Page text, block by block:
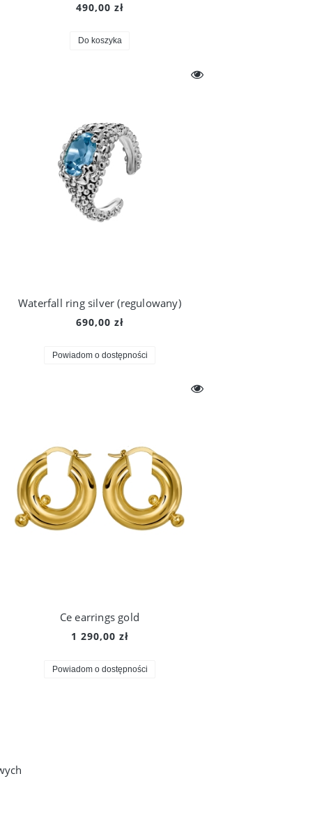
490,00 zł
Do koszyka
Waterfall ring silver (regulowany)
690,00 zł
Powiadom o dostępności
Ce earrings gold
1 290,00 zł
Powiadom o dostępności